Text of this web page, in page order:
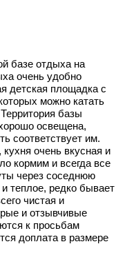
базе отдыха на
очень удобно
детская площадка с
можно катать
базы
освещена,
соответствует им.
очень вкусная и
кормим и всегда все
через соседнюю
теплое, редко бывает
чистая и
и отзывчивые
к просьбам
доплата в размере